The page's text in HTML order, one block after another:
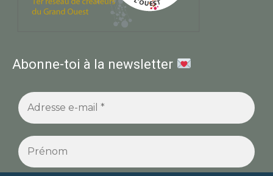
Abonne-toi à la newsletter